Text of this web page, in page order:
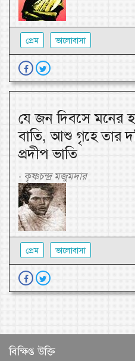
প্রেম ভালোবাসা
যে জন দিবসে মনের
বাতি, আশু গৃহে তার
প্রদীপ ভাতি
- কৃষ্ণচন্দ্র মজুমদার
প্রেম ভালোবাসা
বিক্ষিপ্ত উক্তি